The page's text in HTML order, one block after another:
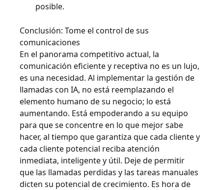
posible.
Conclusión: Tome el control de sus
comunicaciones
En el panorama competitivo actual, la
comunicación eficiente y receptiva no es un lujo,
es una necesidad. Al implementar la gestión de
llamadas con IA, no está reemplazando el
elemento humano de su negocio; lo está
aumentando. Está empoderando a su equipo
para que se concentre en lo que mejor sabe
hacer, al tiempo que garantiza que cada cliente y
cada cliente potencial reciba atención
inmediata, inteligente y útil. Deje de permitir
que las llamadas perdidas y las tareas manuales
dicten su potencial de crecimiento. Es hora de